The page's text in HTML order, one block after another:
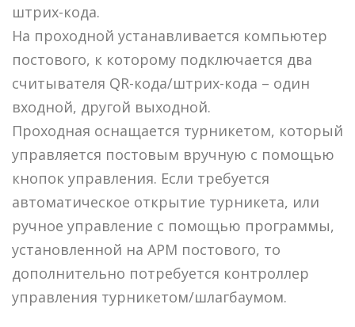
штрих-кода.
На проходной устанавливается компьютер
постового, к которому подключается два
считывателя QR-кода/штрих-кода – один
входной, другой выходной.
Проходная оснащается турникетом, который
управляется постовым вручную с помощью
кнопок управления. Если требуется
автоматическое открытие турникета, или
ручное управление с помощью программы,
установленной на АРМ постового, то
дополнительно потребуется контроллер
управления турникетом/шлагбаумом.